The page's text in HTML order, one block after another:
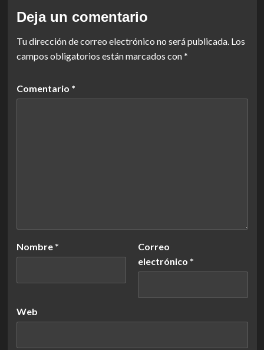
Deja un comentario
Tu dirección de correo electrónico no será publicada. Los
campos obligatorios están marcados con*
Comentario *
Nombre *
Correo
electrónico *
Web